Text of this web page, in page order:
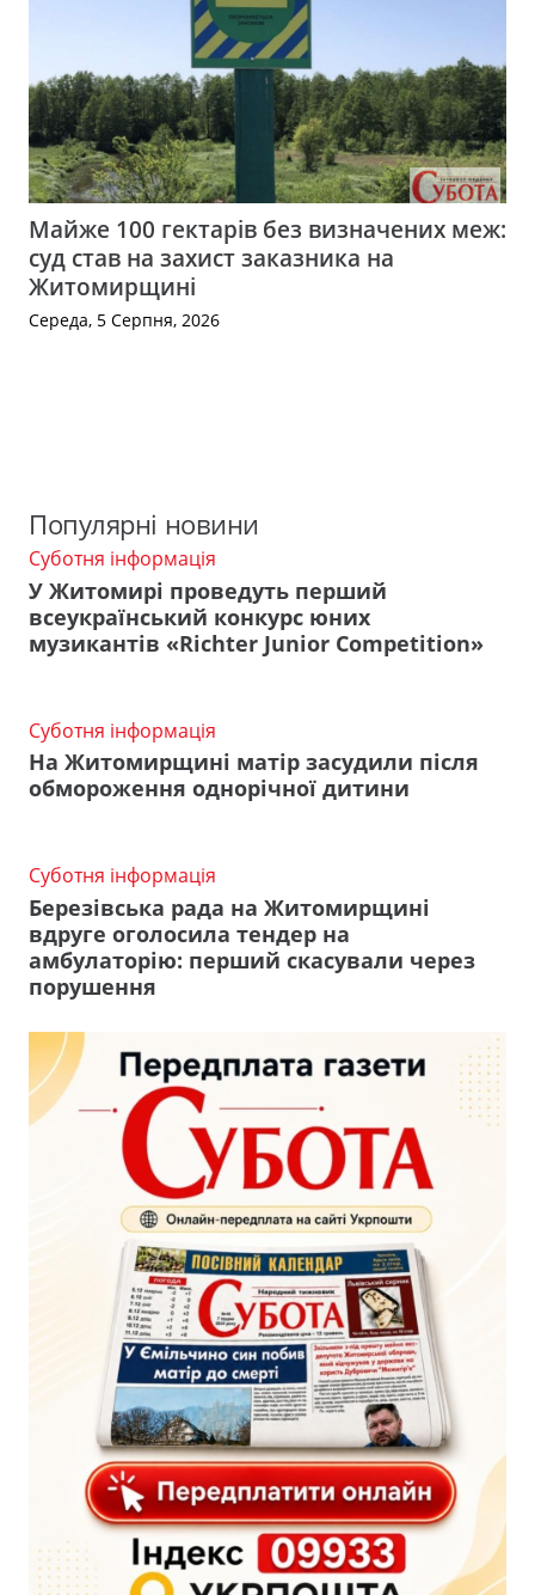
Майже 100 гектарів без визначених меж:
суд став на захист заказника на
Житомирщині
Середа, 5 Серпня, 2026
Популярні новини
Суботня інформація
У Житомирі проведуть перший
всеукраїнський конкурс юних
музикантів «Richter Junior Competition»
Суботня інформація
На Житомирщині матір засудили після
обмороження однорічної дитини
Суботня інформація
Березівська рада на Житомирщині
вдруге оголосила тендер на
амбулаторію: перший скасували через
порушення